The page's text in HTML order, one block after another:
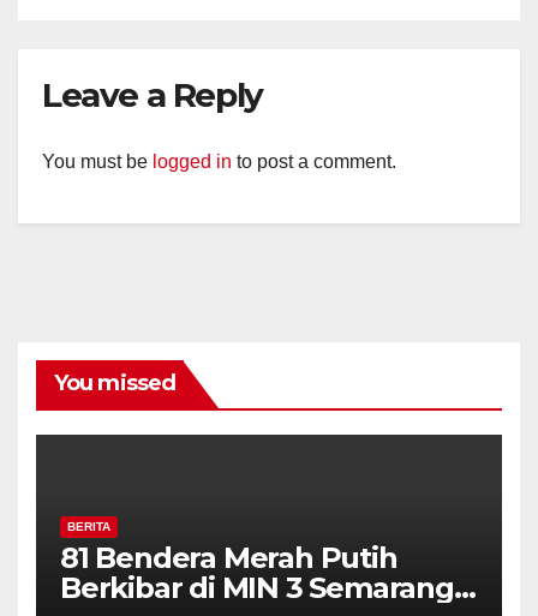
Leave a Reply
You must be logged in to post a comment.
You missed
BERITA
81 Bendera Merah Putih
Berkibar di MIN 3 Semarang,